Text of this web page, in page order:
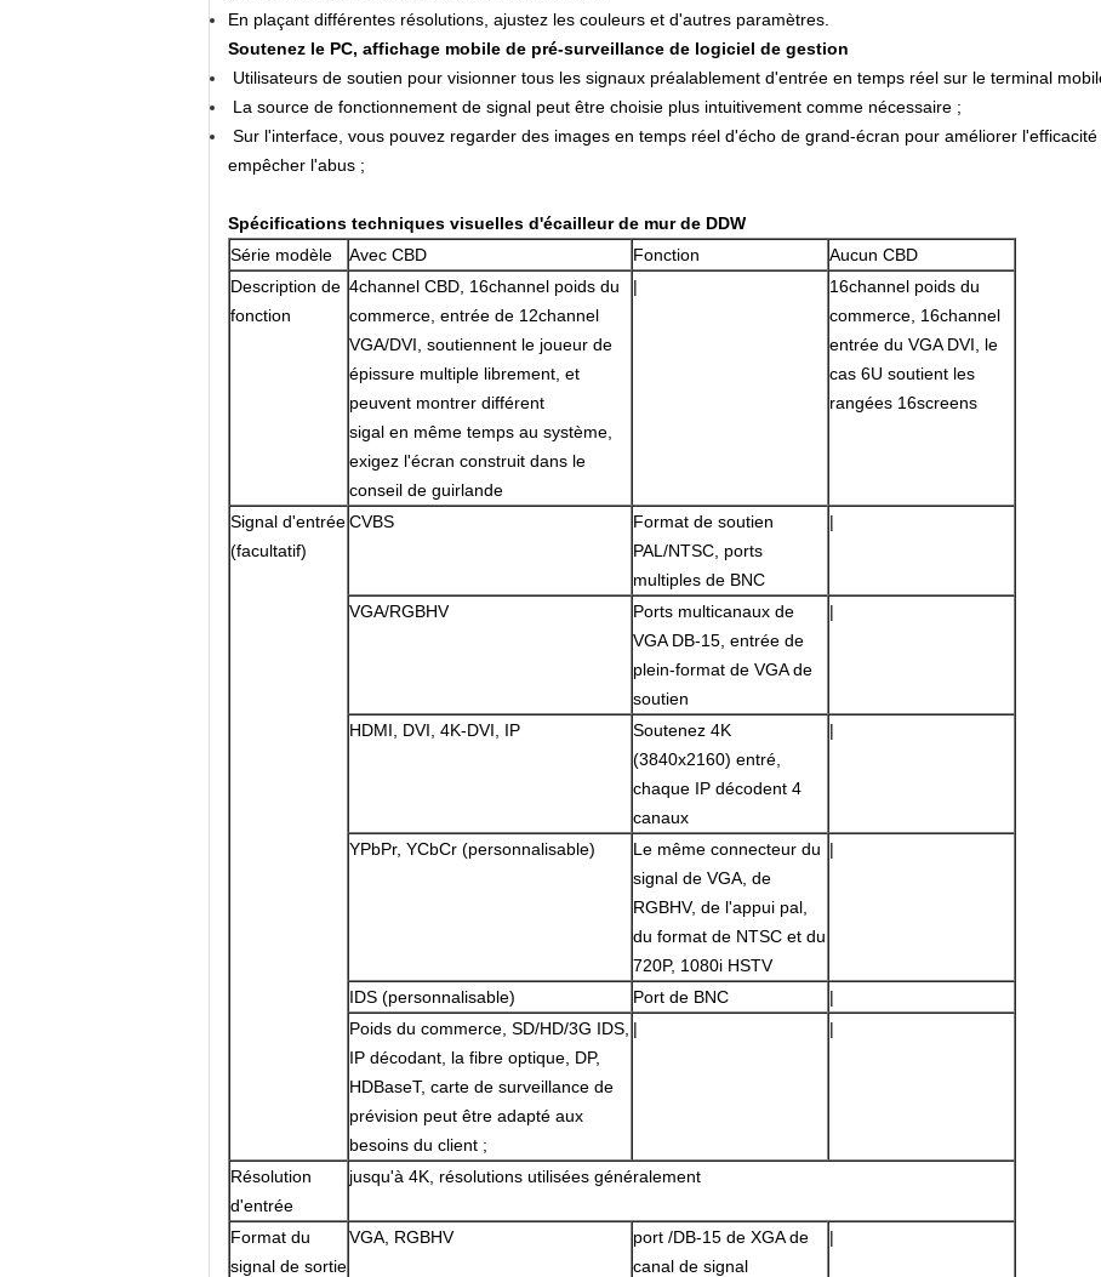
Laisser un message
Nous vous rappellerons bientôt!
SOUMETTRE
En plaçant différentes résolutions, ajustez les couleurs et d'autres paramètres.
Soutenez le PC, affichage mobile de pré-surveillance de logiciel de gestion
Utilisateurs de soutien pour visionner tous les signaux préalablement d'entrée en temps réel sur le terminal
La source de fonctionnement de signal peut être choisie plus intuitivement comme nécessaire ;
Sur l'interface, vous pouvez regarder des images en temps réel d'écho de grand-écran pour améliorer
empêcher l'abus ;
Spécifications techniques visuelles d'écailleur de mur de DDW
Série modèle
Avec CBD Fonction
Aucun CBD
Description de
fonction
4channel CBD, 16channel poids du
commerce, entrée de 12channel
VGA/DVI, soutiennent le joueur de
épissure multiple librement, et
peuvent montrer différent
sigal en même temps au système,
exigez l'écran construit dans le
conseil de guirlande
|
16channel poids du
commerce, 16channel
entrée du VGA DVI, le
cas 6U soutient les
rangées 16screens
Signal d'entrée
(facultatif)
CVBS
Format de soutien
PAL/NTSC, ports
multiples de BNC
|
VGA/RGBHV
Ports multicanaux de
VGA DB-15, entrée de
plein-format de VGA de
soutien
|
HDMI, DVI, 4K-DVI, IP
Soutenez 4K
(3840x2160) entré,
chaque IP décodent 4
canaux
|
YPbPr, YCbCr (personnalisable)
Le même connecteur du
signal de VGA, de
RGBHV, de l'appui pal,
du format de NTSC et du
720P, 1080i HSTV
|
IDS (personnalisable) Port de BNC
|
Poids du commerce, SD/HD/3G IDS,
IP décodant, la fibre optique, DP,
HDBaseT, carte de surveillance de
prévision peut être adapté aux
besoins du client ;
| |
Résolution
d'entrée
jusqu'à 4K, résolutions utilisées généralement
Format du
signal de sortie
VGA, RGBHV
port /DB-15 de XGA de
canal de signal
|